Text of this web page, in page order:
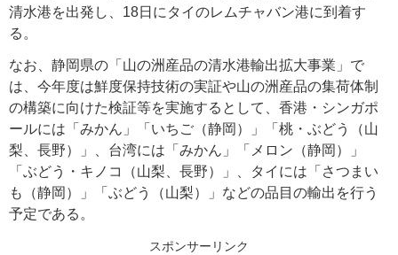
清水港を出発し、18日にタイのレムチャバン港に到着す
る。
なお、静岡県の「山の洲産品の清水港輸出拡大事業」で
は、今年度は鮮度保持技術の実証や山の洲産品の集荷体制
の構築に向けた検証等を実施するとして、香港・シンガポ
ールには「みかん」「いちご（静岡）」「桃・ぶどう（山
梨、長野）」、台湾には「みかん」「メロン（静岡）」
「ぶどう・キノコ（山梨、長野）」、タイには「さつまい
も（静岡）」「ぶどう（山梨）」などの品目の輸出を行う
予定である。
スポンサーリンク